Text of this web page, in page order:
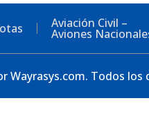
Aviación Civil –
Aviones
Wayrasys.com. Todos